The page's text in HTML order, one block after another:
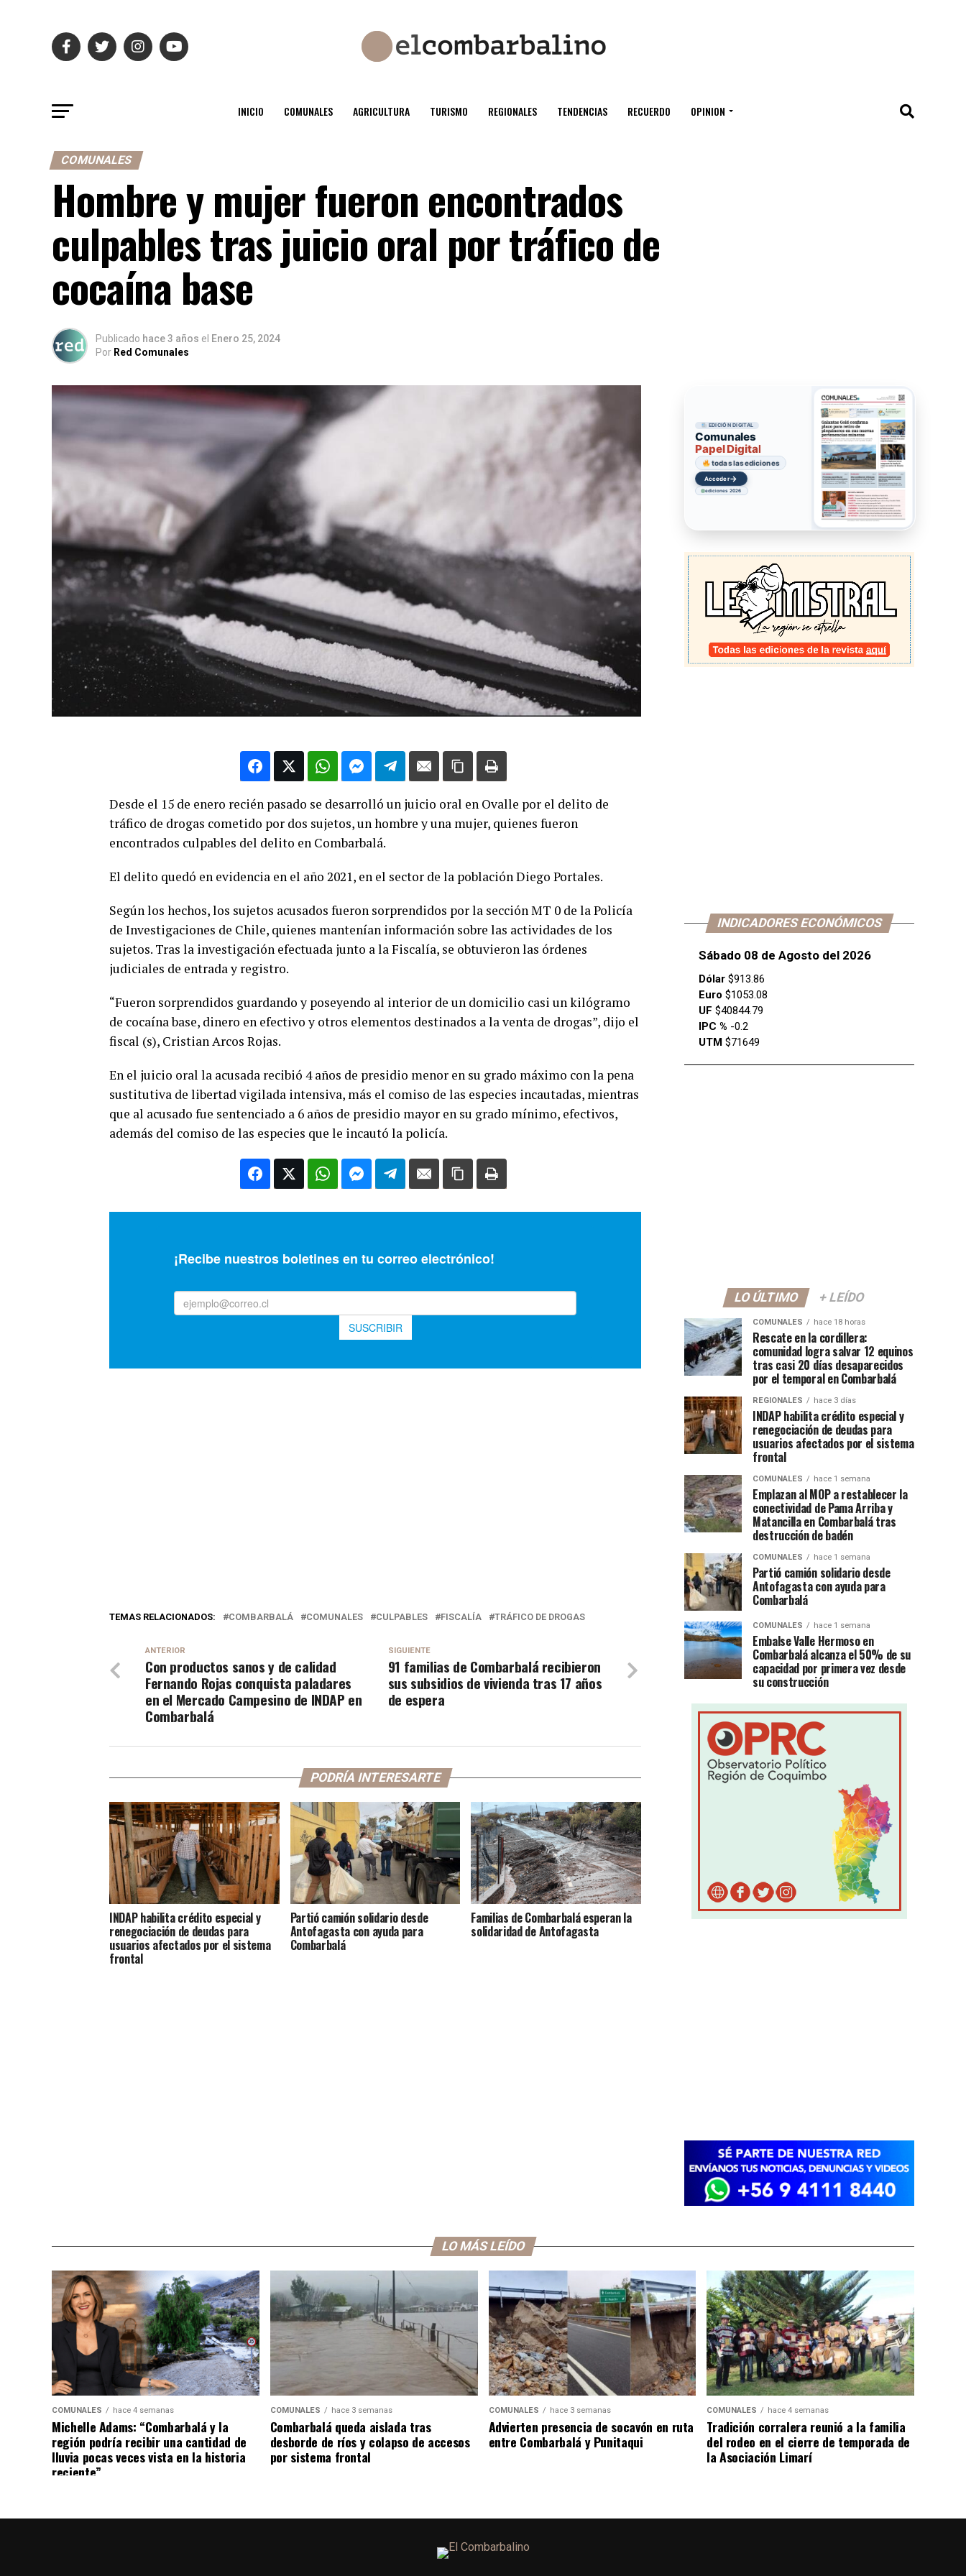
INICIO COMUNALES AGRICULTURA TURISMO REGIONALES TENDENCIAS RECUERDO OPINION
COMUNALES
Hombre y mujer fueron encontrados
culpables tras juicio oral por tráfico de
cocaína base
Publicado hace 3 años el Enero 25, 2024
Por Red Comunales
Desde el 15 de enero recién pasado se desarrolló un juicio oral en Ovalle por el delito de
tráfico de drogas cometido por dos sujetos, un hombre y una mujer, quienes fueron
encontrados culpables del delito en Combarbalá.
El delito quedó en evidencia en el año 2021, en el sector de la población Diego Portales.
Según los hechos, los sujetos acusados fueron sorprendidos por la sección MT 0 de la Policía
de Investigaciones de Chile, quienes mantenían información sobre las actividades de los
sujetos. Tras la investigación efectuada junto a la Fiscalía, se obtuvieron las órdenes
judiciales de entrada y registro.
“Fueron sorprendidos guardando y poseyendo al interior de un domicilio casi un kilógramo
de cocaína base, dinero en efectivo y otros elementos destinados a la venta de drogas”, dijo el
fiscal (s), Cristian Arcos Rojas.
En el juicio oral la acusada recibió 4 años de presidio menor en su grado máximo con la pena
sustitutiva de libertad vigilada intensiva, más el comiso de las especies incautadas, mientras
que al acusado fue sentenciado a 6 años de presidio mayor en su grado mínimo, efectivos,
además del comiso de las especies que le incautó la policía.
TEMAS RELACIONADOS: COMBARBALÁ COMUNALES CULPABLES FISCALÍA TRÁFICO DE DROGAS
SIGUIENTE
91 familias de Combarbalá recibieron
sus subsidios de vivienda tras 17 años
de espera
ANTERIOR
Con productos sanos y de calidad
Fernando Rojas conquista paladares
en el Mercado Campesino de INDAP en
Combarbalá
PODRÍA INTERESARTE
INDAP habilita crédito especial y
renegociación de deudas para
usuarios afectados por el sistema
frontal
Partió camión solidario desde
Antofagasta con ayuda para
Combarbalá
Familias de Combarbalá esperan la
solidaridad de Antofagasta
EDICIÓN DIGITAL
Comunales
Papel Digital
todas las ediciones
Acceder→
ediciones 2026
INDICADORES ECONÓMICOS
Sábado 08 de Agosto del 2026
Dólar $913.86
Euro $1053.08
UF $40844.79
IPC % -0.2
UTM $71649
LO ÚLTIMO + LEÍDO
COMUNALES hace 18 horas
Rescate en la cordillera:
comunidad logra salvar 12 equinos
tras casi 20 días desaparecidos
por el temporal en Combarbalá
REGIONALES hace 3 días
INDAP habilita crédito especial y
renegociación de deudas para
usuarios afectados por el sistema
frontal
COMUNALES hace 1 semana
Emplazan al MOP a restablecer la
conectividad de Pama Arriba y
Matancilla en Combarbalá tras
destrucción de badén
COMUNALES hace 1 semana
Partió camión solidario desde
Antofagasta con ayuda para
Combarbalá
COMUNALES hace 1 semana
Embalse Valle Hermoso en
Combarbalá alcanza el 50% de su
capacidad por primera vez desde
su construcción
LO MÁS LEÍDO
COMUNALES hace 4 semanas
Michelle Adams: “Combarbalá y la
región podría recibir una cantidad de
lluvia pocas veces vista en la historia
reciente”
COMUNALES hace 3 semanas
Combarbalá queda aislada tras
desborde de ríos y colapso de accesos
por sistema frontal
COMUNALES hace 3 semanas
Advierten presencia de socavón en ruta
entre Combarbalá y Punitaqui
COMUNALES hace 4 semanas
Tradición corralera reunió a la familia
del rodeo en el cierre de temporada de
la Asociación Limarí